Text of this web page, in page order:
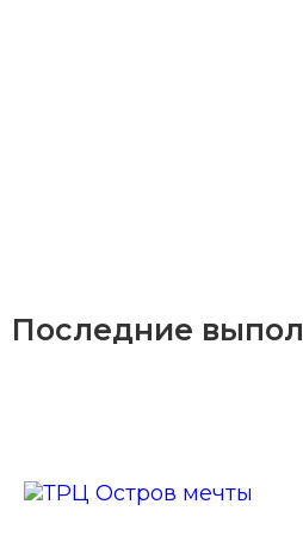
Последние